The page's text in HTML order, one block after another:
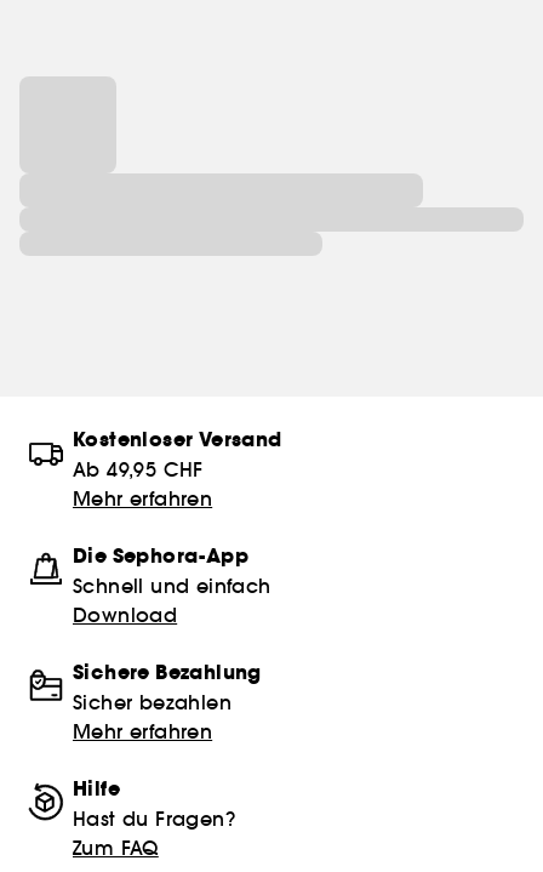
Kostenloser Versand
Ab 49,95 CHF
Mehr erfahren
Die Sephora-App
Schnell und einfach
Download
Sichere Bezahlung
Sicher bezahlen
Mehr erfahren
Hilfe
Hast du Fragen?
Zum FAQ